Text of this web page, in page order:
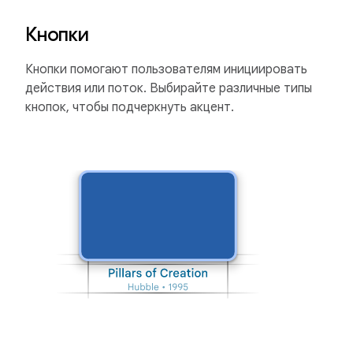
Кнопки
Кнопки помогают пользователям инициировать
действия или поток. Выбирайте различные типы
кнопок, чтобы подчеркнуть акцент.